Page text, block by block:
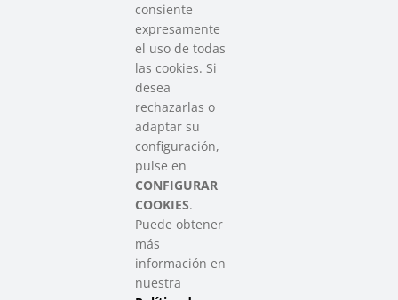
Contacto
info@sareensarea.eu
Iparraguirre, 9 lonja – 48009 Bilbao
946 569 230
Colabora
consiente
expresamente
el uso de todas
las cookies. Si
desea
rechazarlas o
adaptar su
configuración,
pulse en
CONFIGURAR
COOKIES.
Puede obtener
más
información en
nuestra